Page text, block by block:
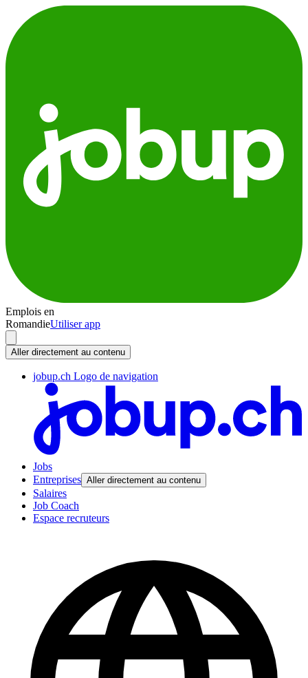
Emplois en
RomandieUtiliser app
Aller directement au contenu
jobup.ch Logo de navigation
Jobs
Entreprises Aller directement au contenu
Salaires
Job Coach
Espace recruteurs